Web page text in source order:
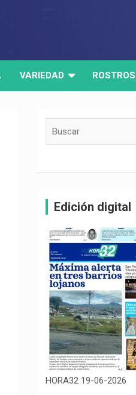
VARIEDAD ROSTROS
Edición digital
HORA32 19-06-2026